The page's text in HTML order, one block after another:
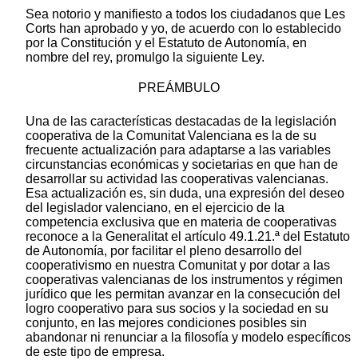
Sea notorio y manifiesto a todos los ciudadanos que Les
Corts han aprobado y yo, de acuerdo con lo establecido
por la Constitución y el Estatuto de Autonomía, en
nombre del rey, promulgo la siguiente Ley.
PREÁMBULO
Una de las características destacadas de la legislación
cooperativa de la Comunitat Valenciana es la de su
frecuente actualización para adaptarse a las variables
circunstancias económicas y societarias en que han de
desarrollar su actividad las cooperativas valencianas.
Esa actualización es, sin duda, una expresión del deseo
del legislador valenciano, en el ejercicio de la
competencia exclusiva que en materia de cooperativas
reconoce a la Generalitat el artículo 49.1.21.ª del Estatuto
de Autonomía, por facilitar el pleno desarrollo del
cooperativismo en nuestra Comunitat y por dotar a las
cooperativas valencianas de los instrumentos y régimen
jurídico que les permitan avanzar en la consecución del
logro cooperativo para sus socios y la sociedad en su
conjunto, en las mejores condiciones posibles sin
abandonar ni renunciar a la filosofía y modelo específicos
de este tipo de empresa.